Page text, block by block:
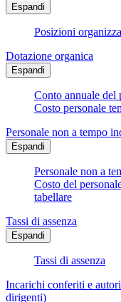
Espandi
Posizioni
Dotazione organica
Espandi
Conto annuale del
Costo personale
Personale non a tempo
Espandi
Personale non a
Costo del
tabellare
Tassi di assenza
Espandi
Tassi di assenza
Incarichi conferiti e
dirigenti)